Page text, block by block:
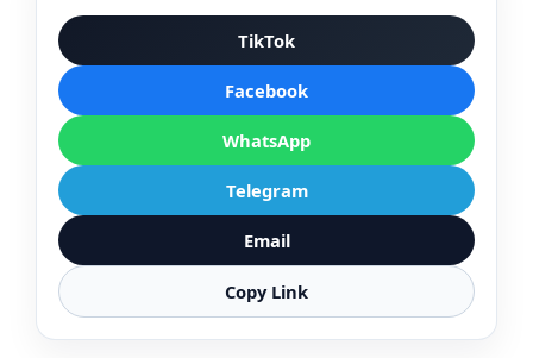
TikTok
Facebook
WhatsApp
Telegram
Email
Copy Link